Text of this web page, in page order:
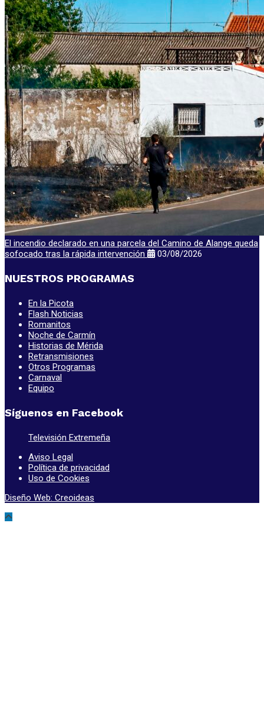
El incendio declarado en una parcela del Camino de Alange queda
sofocado tras la rápida intervención
03/08/2026
NUESTROS PROGRAMAS
En la Picota
Flash Noticias
Romanitos
Noche de Carmín
Historias de Mérida
Retransmisiones
Otros Programas
Carnaval
Equipo
Síguenos en Facebook
Televisión Extremeña
Aviso Legal
Política de privacidad
Uso de Cookies
Diseño Web: Creoideas